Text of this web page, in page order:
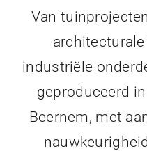
Van
industriële
geproduceerd
Beernem, met